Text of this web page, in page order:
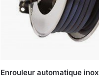
Enrouleur automatique inox